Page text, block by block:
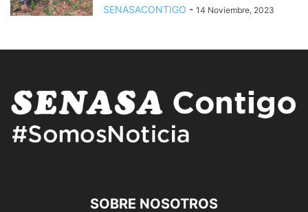
SENASACONTIGO - 14 Noviembre, 2023
SOBRE NOSOTROS